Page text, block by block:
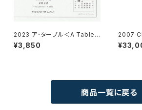
2023 ア･ターブル＜A Table
＞ 白／カーヴ･アン＜Cave an
＞
¥3,850
2007
aint-
商品一覧に戻る